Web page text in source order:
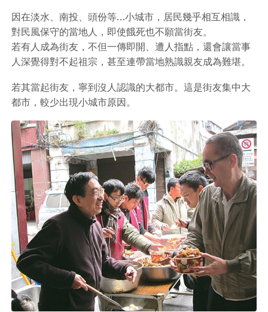
因在淡水、南投、頭份等…小城市，居民幾乎相互相識，
對民風保守的當地人，即使餓死也不願當街友。
若有人成為街友，不但一傳即開、遭人指點，還會讓當事
人深覺得對不起祖宗，甚至連帶當地熟識親友成為難堪。
若其當起街友，寧到沒人認識的大都市。這是街友集中大
都市，較少出現小城市原因。